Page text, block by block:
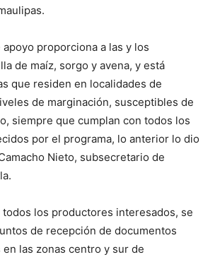
proporciona a las y los
de maíz, sorgo y avena, y está
que residen en localidades de
de marginación, susceptibles de
siempre que cumplan con todos los
por el programa, lo anterior lo dio
Nieto, subsecretario de
todos los productores interesados, se
de recepción de documentos
las zonas centro y sur de